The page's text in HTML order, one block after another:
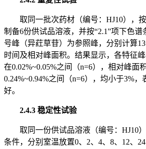
取同一批次药材（编号：HJ10），
制备6份供试品溶液，并按“2.1”项下色
号峰（异荭草苷）为参照峰，分别计算
时间及相对峰面积。结果显示，各特征
在0.02%~0.05%之间（n=6），相对峰面
0.24%~0.94%之间（n=6），均小于3%
好。
2.4.3 稳定性试验
取同一份供试品溶液（编号：HJ10
条件，分别室温放置0、2、4、8、12、